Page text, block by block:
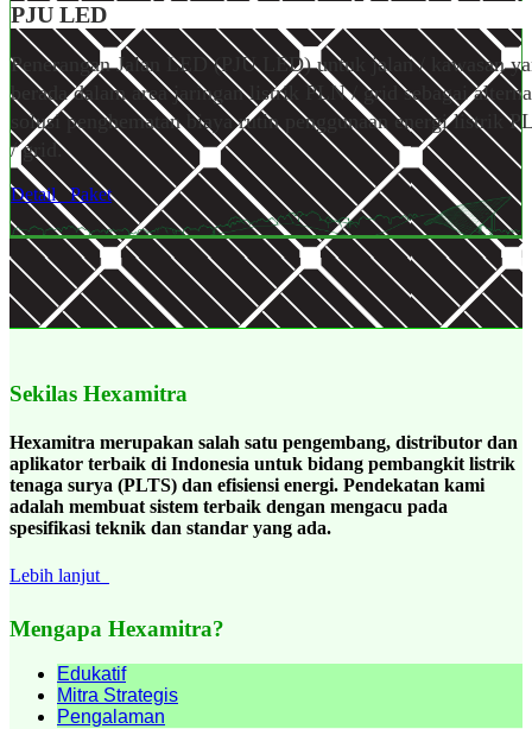
PJU LED
Penerangan Jalan LED (PJU LED) untuk jalan / kawasan
berada dalam area jaringan listrik PLN / grid sebagai
solusi penghematan biaya rutin penggunaan energi listrik
/ grid.
DetailPaket
Sekilas Hexamitra
Hexamitra merupakan salah satu pengembang, distributor dan
aplikator terbaik di Indonesia untuk bidang pembangkit listrik
tenaga surya (PLTS) dan efisiensi energi. Pendekatan kami
adalah membuat sistem terbaik dengan mengacu pada
spesifikasi teknik dan standar yang ada.
Lebih lanjut
Mengapa Hexamitra?
Edukatif
Mitra Strategis
Pengalaman